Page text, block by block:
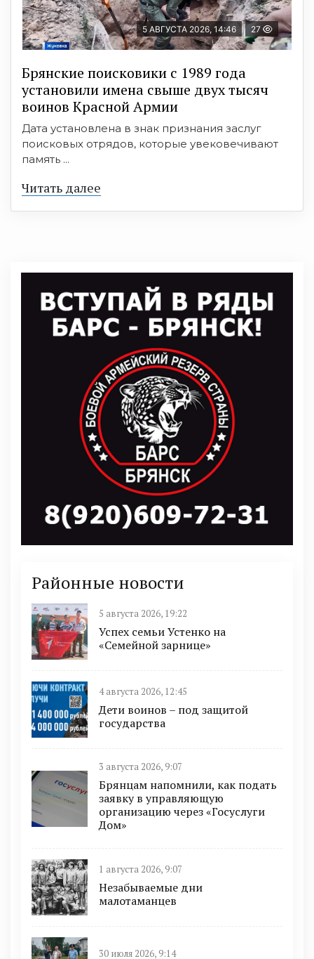
5 АВГУСТА 2026, 14:46 27
Брянские поисковики с 1989 года
установили имена свыше двух тысяч
воинов Красной Армии
Дата установлена в знак признания заслуг
поисковых отрядов, которые увековечивают
память ...
Читать далее
Районные новости
5 августа 2026, 19:22
Успех семьи Устенко на
«Семейной зарнице»
4 августа 2026, 12:45
Дети воинов – под защитой
государства
3 августа 2026, 9:07
Брянцам напомнили, как подать
заявку в управляющую
организацию через «Госуслуги
Дом»
1 августа 2026, 9:07
Незабываемые дни
малотаманцев
30 июля 2026, 9:14